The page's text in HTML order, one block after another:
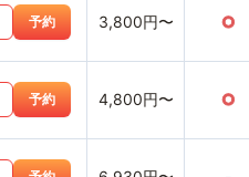
予約 3,800円〜 ○
予約 4,800円〜 ○